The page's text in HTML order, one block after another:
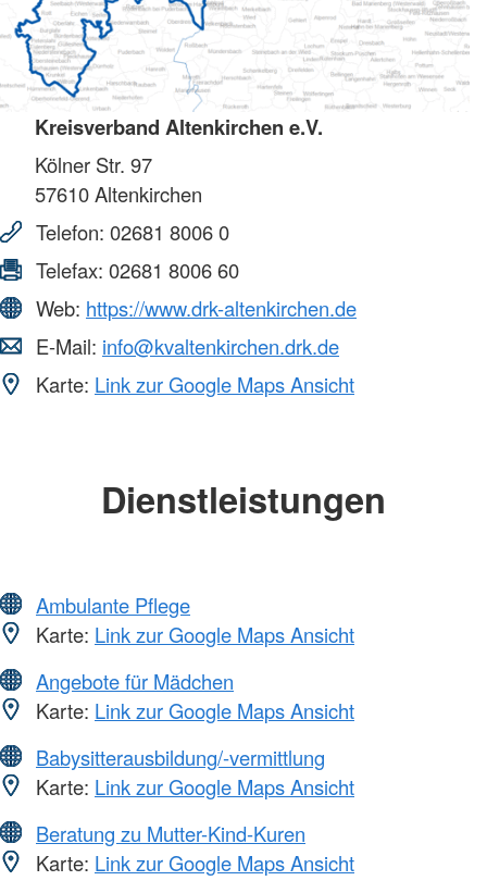
Kreisverband Altenkirchen e.V.
Kölner Str. 97
57610Altenkirchen
Telefon: 02681 8006 0
Telefax: 02681 8006 60
Web: https://www.drk-altenkirchen.de
E-Mail: info@kvaltenkirchen.drk.de
Karte: Link zur Google Maps Ansicht
Dienstleistungen
Ambulante Pflege
Karte: Link zur Google Maps Ansicht
Angebote für Mädchen
Karte: Link zur Google Maps Ansicht
Babysitterausbildung/-vermittlung
Karte: Link zur Google Maps Ansicht
Beratung zu Mutter-Kind-Kuren
Karte: Link zur Google Maps Ansicht